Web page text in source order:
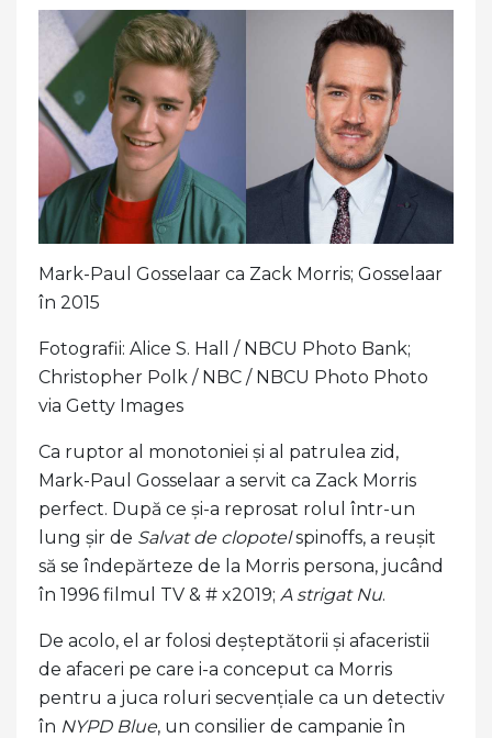
Mark-Paul Gosselaar ca Zack Morris; Gosselaar
în 2015
Fotografii: Alice S. Hall / NBCU Photo Bank;
Christopher Polk / NBC / NBCU Photo Photo
via Getty Images
Ca ruptor al monotoniei și al patrulea zid,
Mark-Paul Gosselaar a servit ca Zack Morris
perfect. După ce și-a reprosat rolul într-un
lung șir de Salvat de clopotelspinoffs, a reușit
să se îndepărteze de la Morris persona, jucând
în 1996 filmul TV & # x2019; A strigat Nu.
De acolo, el ar folosi deșteptătorii și afaceristii
de afaceri pe care i-a conceput ca Morris
pentru a juca roluri secvențiale ca un detectiv
în NYPD Blue, un consilier de campanie în